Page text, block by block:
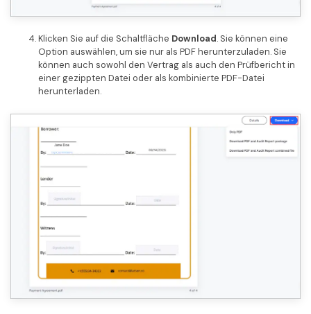
Klicken Sie auf die Schaltfläche Download. Sie können eine
Option auswählen, um sie nur als PDF herunterzuladen. Sie
können auch sowohl den Vertrag als auch den Prüfbericht in
einer gezippten Datei oder als kombinierte PDF-Datei
herunterladen.